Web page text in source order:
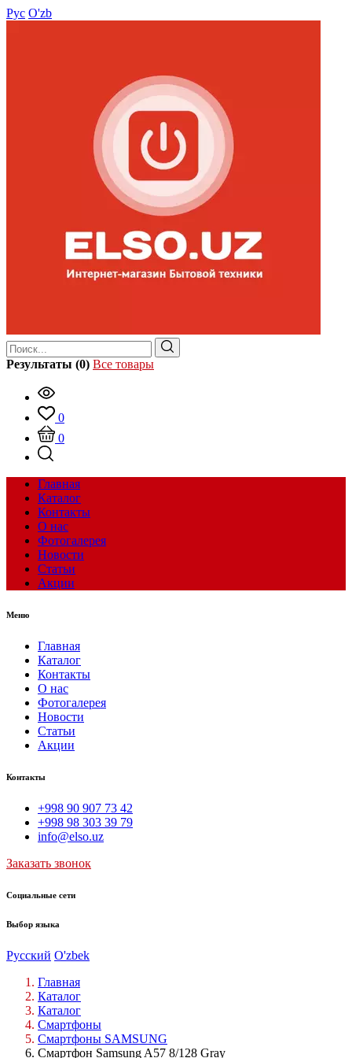
Рус O'zb
Результаты (0) Все товары
0
0
Главная
Каталог
Контакты
О нас
Фотогалерея
Новости
Статьи
Акции
Меню
Главная
Каталог
Контакты
О нас
Фотогалерея
Новости
Статьи
Акции
Контакты
+998 90 907 73 42
+998 98 303 39 79
info@elso.uz
Заказать звонок
Социальные сети
Выбор языка
Русский O'zbek
Главная
Каталог
Каталог
Смартфоны
Смартфоны SAMSUNG
Смартфон Samsung A57 8/128 Gray